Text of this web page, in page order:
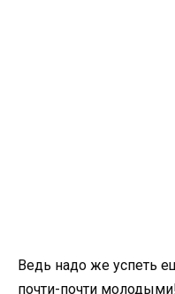
Ведь надо же успеть
почти-почти